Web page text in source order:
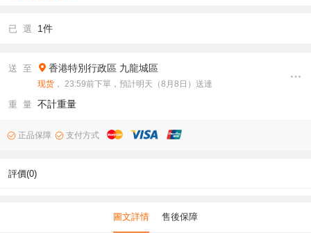
已 選 1件
送 至 香港特別行政區 九龍城區
现货 ， 23:59前下單，預計明天（8月8日）送達
重 量 不計重量
正品保障 支付方式
評價(0)
圖文詳情 售後保障